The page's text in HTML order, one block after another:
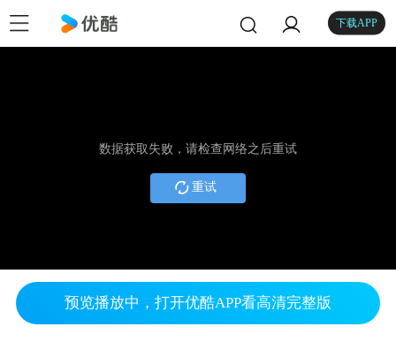
下载APP
数据获取失败，请检查网络之后重试
重试
预览播放中，打开优酷APP看高清完整版